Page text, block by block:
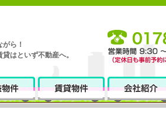
ら！
はといず不動産へ。